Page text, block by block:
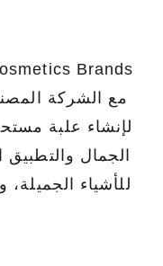
مع الشركة
لإنشاء علبة
الجمال
للأشياء